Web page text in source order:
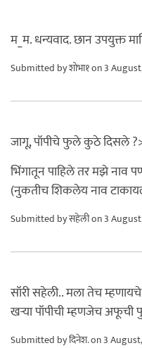
म_म. धन्यवाद. छान उपयुक्त
Submitted byशोभा१on 3
जागू, पॉपीचे फुले कुठे दिसले
भिंगातून पाहिले तर मझे नाव
(नुकतीच शिकलेय नाव
Submitted byसहेलीon 3
सॉरी सहेली.. मला तेच
खर्‍या पॉपीची म्हणजेच
Submitted byदिनेश.on 3